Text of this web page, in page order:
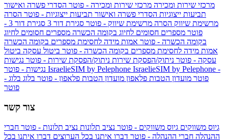
מרכזי שירות ומכירה מרכזי שירות ומכירה - פוטר הסדרי פשרה ואישור
תביעות ייצוגיות הסדרי פשרה ואישור תביעות ייצוגיות - פוטר הסרה
מרשימת שיווק הסרה מרשימת שיווק - פוטר סגירת דור 3
סגירת דור 3 -
פוטר מספרים חסומים לחיוג בקומה הכשרה מספרים חסומים לחיוג
בקומה הכשרה - פוטר אמות מידה לחסימת מספרים בקומה הכשרה
אמות מידה לחסימת מספרים בקומה הכשרה - פוטר ביטול עסקה ביטול
עסקה - פוטר ניתוק/הפסקת שירות ניתוק/הפסקת שירות - פוטר נגישות
IsraelieSIM by Pelephone IsraelieSIM by Pelephone -
פוטר מועדון הטבות פלאפון מועדון הטבות פלאפון - פוטר בלוג בלוג -
פוטר
צור קשר
גיוס משווקים גיוס משווקים - פוטר נציב תלונות נציב תלונות - פוטר חברי
ההנהלה חברי ההנהלה - פוטר דברו איתנו בכל הערוצים דברו איתנו בכל